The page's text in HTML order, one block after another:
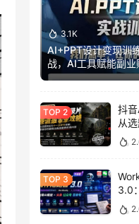
3.1K
AI+PPT设计变现训
战，AI工具赋能副业
抖音
从
零
内容
3.0
作
现